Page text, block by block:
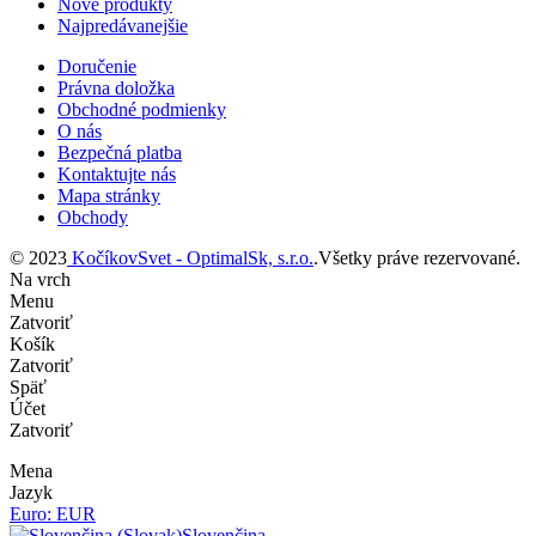
Najpredávanejšie
Doručenie
Právna doložka
Obchodné podmienky
O nás
Bezpečná platba
Kontaktujte nás
Mapa stránky
Obchody
© 2023 KočíkovSvet - OptimalSk, s.r.o..Všetky práve rezervované.
Na vrch
Menu
Zatvoriť
Košík
Zatvoriť
Späť
Účet
Zatvoriť
Mena
Jazyk
Euro: EUR